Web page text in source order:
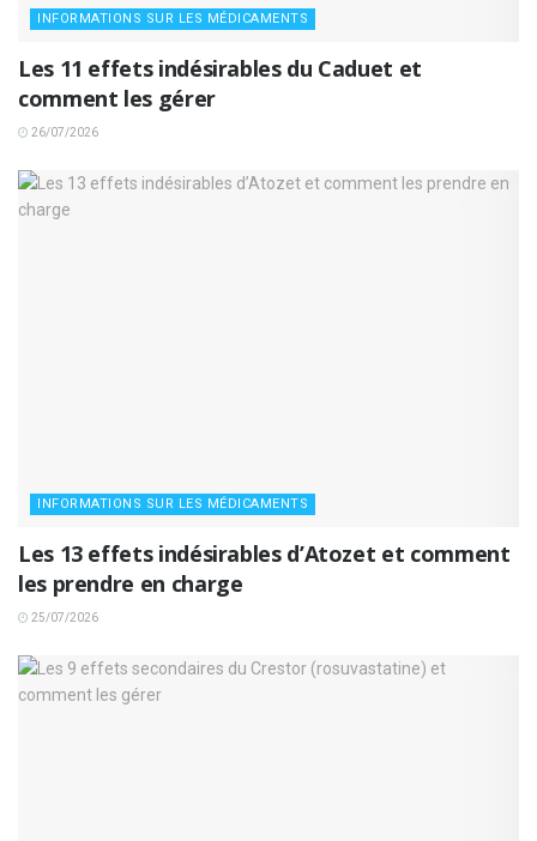
INFORMATIONS SUR LES MÉDICAMENTS
Les 11 effets indésirables du Caduet et
comment les gérer
26/07/2026
INFORMATIONS SUR LES MÉDICAMENTS
Les 13 effets indésirables d’Atozet et comment
les prendre en charge
25/07/2026